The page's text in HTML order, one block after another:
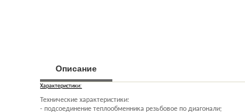
Описание
Характеристики:
Технические характеристики:
- подсоединение теплообменника резьбовое по диагонали;